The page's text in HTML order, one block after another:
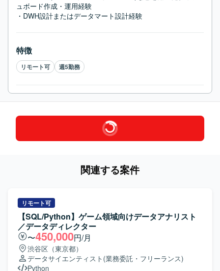
ュボード作成・運用経験
・DWH設計またはデータマート設計経験
特徴
リモート可 週5勤務
関連する案件
リモート可
【SQL/Python】ゲーム領域向けデータアナリスト
／データディレクター
〜450,000円/月
渋谷区（東京都）
データサイエンティスト (業務委託・フリーランス)
Python